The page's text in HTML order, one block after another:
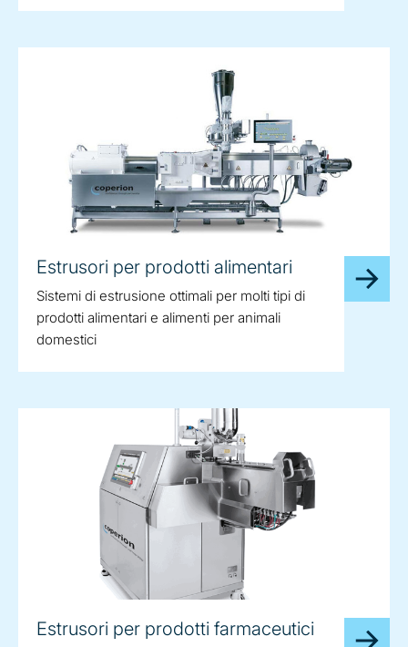
Estrusori per prodotti alimentari
Sistemi di estrusione ottimali per molti tipi di
prodotti alimentari e alimenti per animali
domestici
Estrusori per prodotti farmaceutici